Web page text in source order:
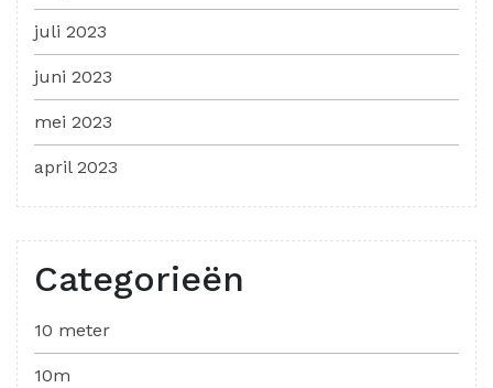
juli 2023
juni 2023
mei 2023
april 2023
Categorieën
10 meter
10m